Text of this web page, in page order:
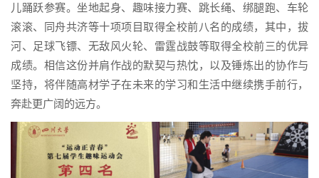
儿踊跃参赛。坐地起身、趣味接力赛、跳长绳、绑腿跑、车轮
滚滚、同舟共济等十项项目取得全校前八名的成绩，其中，拔
河、足球飞镖、无敌风火轮、雷霆战鼓等取得全校前三的优异
成绩。相信这份并肩作战的默契与热忱，以及锤炼出的协作与
坚持，将伴随高材学子在未来的学习和生活中继续携手前行，
奔赴更广阔的远方。